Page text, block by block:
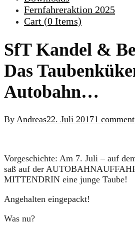
Fernfahreraktion 2025
Cart (0 Items)
SfT Kandel &
Das
Autobahn…
By Andreas22. Juli 20171 comment
Vorgeschichte: Am 7. Juli – auf
saß auf der
MITTENDRIN eine junge Taube!
Angehalten eingepackt!
Was nu?